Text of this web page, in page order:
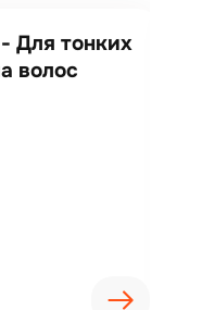
Для тонких
волос